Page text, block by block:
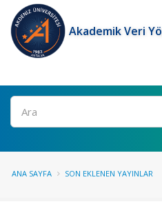
Akademik Veri
Ara
ANA SAYFA SON EKLENEN YAYINLAR